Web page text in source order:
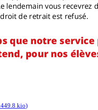
449.8 kio)